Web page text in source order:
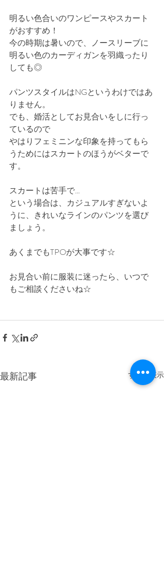
明るい色合いのワンピースやスカート
がおすすめ！
今の時期は暑いので、ノースリーブに
明るい色のカーディガンを羽織ったり
しても◎
パンツスタイルはNGというわけではあ
りません。
でも、婚活としてお見合いをしに行っ
ているので
やはりフェミニンな印象を持ってもら
うためにはスカートのほうがベターで
す。
スカートは苦手で…
という場合は、カジュアルすぎないよ
うに、きれいなラインのパンツを選び
ましょう。
あくまでもTPOが大事です☆
お見合い前に服装に迷ったら、いつで
もご相談くださいね☆
最新記事 すべて表示